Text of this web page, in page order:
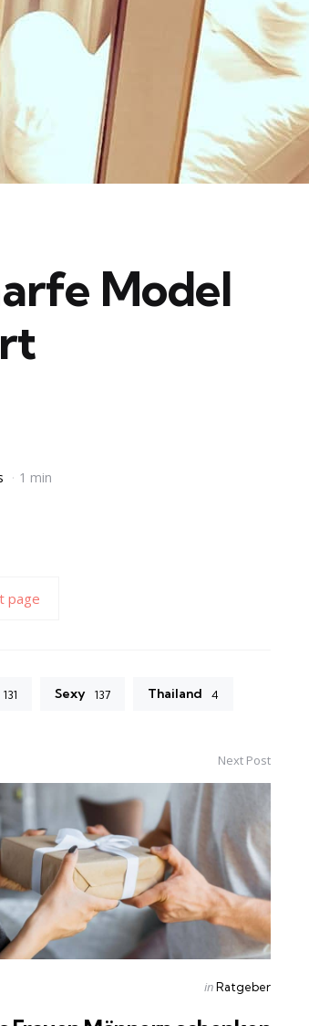
Model
1 min
page
131 Sexy 137 Thailand 4
Next Post
Posted
inRatgeber